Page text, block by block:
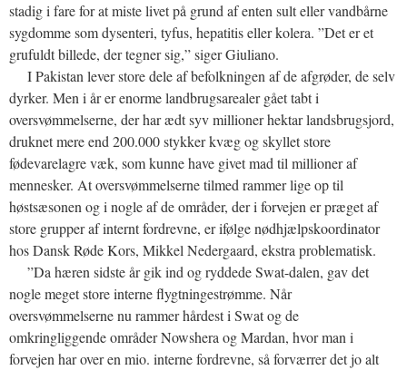
stadig i fare for at miste livet på grund af enten sult eller vandbårne
sygdomme som dysenteri, tyfus, hepatitis eller kolera. ”Det er et
grufuldt billede, der tegner sig,” siger Giuliano.
I Pakistan lever store dele af befolkningen af de afgrøder, de selv
dyrker. Men i år er enorme landbrugsarealer gået tabt i
oversvømmelserne, der har ædt syv millioner hektar landsbrugsjord,
druknet mere end 200.000 stykker kvæg og skyllet store
fødevarelagre væk, som kunne have givet mad til millioner af
mennesker. At oversvømmelserne tilmed rammer lige op til
høstsæsonen og i nogle af de områder, der i forvejen er præget af
store grupper af internt fordrevne, er ifølge nødhjælpskoordinator
hos Dansk Røde Kors, Mikkel Nedergaard, ekstra problematisk.
”Da hæren sidste år gik ind og ryddede Swat-dalen, gav det
nogle meget store interne flygtningestrømme. Når
oversvømmelserne nu rammer hårdest i Swat og de
omkringliggende områder Nowshera og Mardan, hvor man i
forvejen har over en mio. interne fordrevne, så forværrer det jo alt